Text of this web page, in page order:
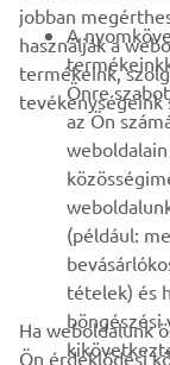
B2B
TÖBB
TÁMOGATÁS
HÍRLEVÉL
Legyél az elsők
eseményekről,
jobban
használják a
termékeink,
tevékenységeink
A
Önre
az Ön
(például:
tételek) és
böngészési
Ha weboldalunk
Ön érdeklődési